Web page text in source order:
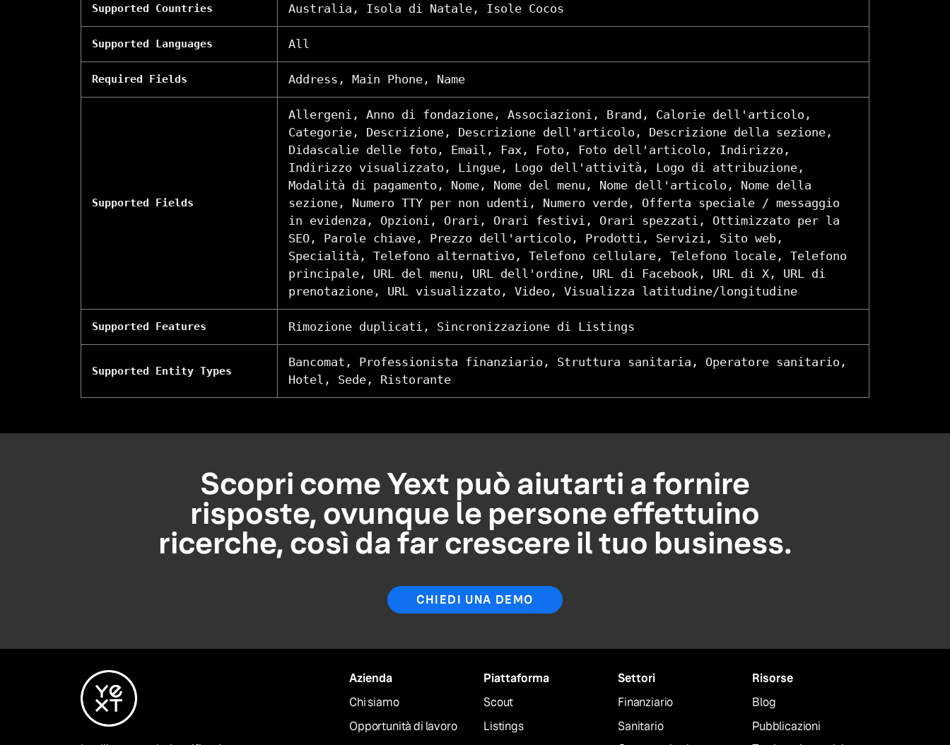
Supported Countries Australia, Isola di Natale, Isole Cocos
Supported Languages All
Required Fields Address, Main Phone, Name
Supported Fields
Allergeni, Anno di fondazione, Associazioni, Brand, Calorie dell'articolo,
Categorie, Descrizione, Descrizione dell'articolo, Descrizione della sezione,
Didascalie delle foto, Email, Fax, Foto, Foto dell'articolo, Indirizzo,
Indirizzo visualizzato, Lingue, Logo dell'attività, Logo di attribuzione,
Modalità di pagamento, Nome, Nome del menu, Nome dell'articolo, Nome della
sezione, Numero TTY per non udenti, Numero verde, Offerta speciale / messaggio
in evidenza, Opzioni, Orari, Orari festivi, Orari spezzati, Ottimizzato per la
SEO, Parole chiave, Prezzo dell'articolo, Prodotti, Servizi, Sito web,
Specialità, Telefono alternativo, Telefono cellulare, Telefono locale, Telefono
principale, URL del menu, URL dell'ordine, URL di Facebook, URL di X, URL di
prenotazione, URL visualizzato, Video, Visualizza latitudine/longitudine
Supported Features Rimozione duplicati, Sincronizzazione di Listings
Supported Entity Types
Bancomat, Professionista finanziario, Struttura sanitaria, Operatore sanitario,
Hotel, Sede, Ristorante
Scopri come Yext può aiutarti a fornire
risposte, ovunque le persone effettuino
ricerche, così da far crescere il tuo business.
CHIEDI UNA DEMO
Azienda
Chi siamo
Opportunità di lavoro
Piattaforma
Scout
Listings
Settori
Finanziario
Sanitario
Risorse
Blog
Pubblicazioni